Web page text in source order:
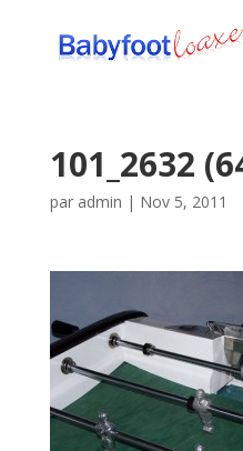
101_2632
par admin | Nov 5, 2011